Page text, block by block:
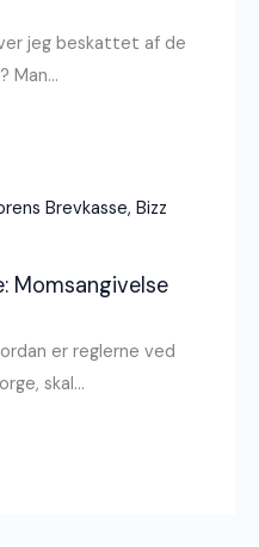
jeg beskattet af de
Man…
Momsangivelse
er reglerne ved
skal…